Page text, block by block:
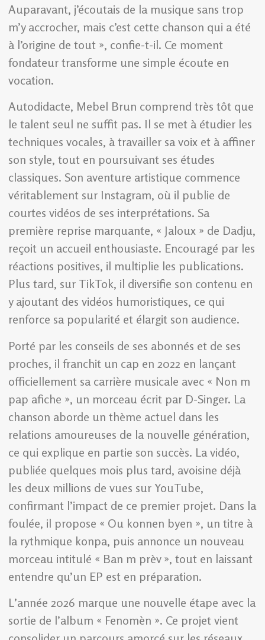
Auparavant, j’écoutais de la musique sans trop
m’y accrocher, mais c’est cette chanson qui a été
à l’origine de tout », confie-t-il. Ce moment
fondateur transforme une simple écoute en
vocation.
Autodidacte, Mebel Brun comprend très tôt que
le talent seul ne suffit pas. Il se met à étudier les
techniques vocales, à travailler sa voix et à affiner
son style, tout en poursuivant ses études
classiques. Son aventure artistique commence
véritablement sur Instagram, où il publie de
courtes vidéos de ses interprétations. Sa
première reprise marquante, « Jaloux » de Dadju,
reçoit un accueil enthousiaste. Encouragé par les
réactions positives, il multiplie les publications.
Plus tard, sur TikTok, il diversifie son contenu en
y ajoutant des vidéos humoristiques, ce qui
renforce sa popularité et élargit son audience.
Porté par les conseils de ses abonnés et de ses
proches, il franchit un cap en 2022 en lançant
officiellement sa carrière musicale avec « Non m
pap afiche », un morceau écrit par D-Singer. La
chanson aborde un thème actuel dans les
relations amoureuses de la nouvelle génération,
ce qui explique en partie son succès. La vidéo,
publiée quelques mois plus tard, avoisine déjà
les deux millions de vues sur YouTube,
confirmant l’impact de ce premier projet. Dans la
foulée, il propose « Ou konnen byen », un titre à
la rythmique konpa, puis annonce un nouveau
morceau intitulé « Ban m prèv », tout en laissant
entendre qu’un EP est en préparation.
L’année 2026 marque une nouvelle étape avec la
sortie de l’album « Fenomèn ». Ce projet vient